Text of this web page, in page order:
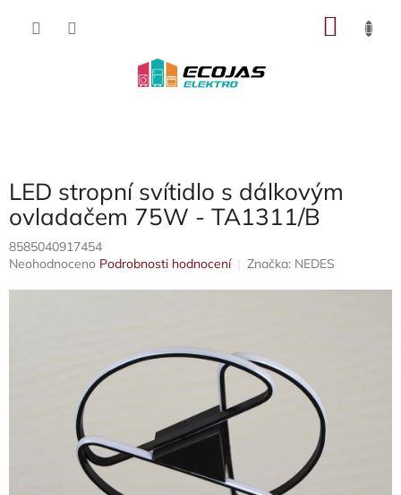
LED stropní svítidlo s dálkovým
ovladačem 75W - TA1311/B
8585040917454
Průměrné
Neohodnoceno Podrobnosti hodnocení Značka: NEDES